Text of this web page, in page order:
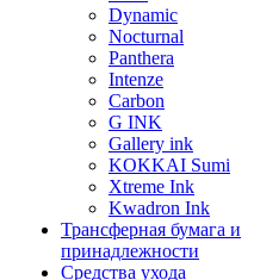
Dynamic
Nocturnal
Panthera
Intenze
Carbon
G INK
Gallery ink
KOKKAI Sumi
Xtreme Ink
Kwadron Ink
Трансферная бумага и
принадлежности
Средства ухода